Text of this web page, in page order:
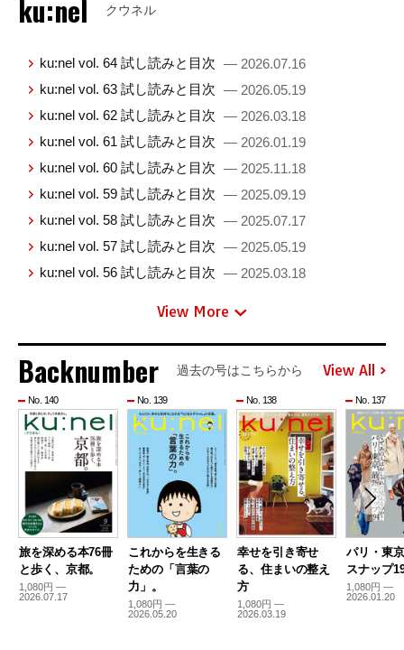
ku:nel クウネル
ku:nel vol. 64 試し読みと目次 — 2026.07.16
ku:nel vol. 63 試し読みと目次 — 2026.05.19
ku:nel vol. 62 試し読みと目次 — 2026.03.18
ku:nel vol. 61 試し読みと目次 — 2026.01.19
ku:nel vol. 60 試し読みと目次 — 2025.11.18
ku:nel vol. 59 試し読みと目次 — 2025.09.19
ku:nel vol. 58 試し読みと目次 — 2025.07.17
ku:nel vol. 57 試し読みと目次 — 2025.05.19
ku:nel vol. 56 試し読みと目次 — 2025.03.18
View More
Backnumber 過去の号はこちらから View All
No. 140
旅を深める本76冊
と歩く、京都。
1,080円 —
2026.07.17
No. 139
これからを生きる
ための「言葉の
力」。
1,080円 —
2026.05.20
No. 138
幸せを引き寄せ
る、住まいの整え
方
1,080円 —
2026.03.19
No. 137
パリ・東
スナップ
1,080円 —
2026.01.20